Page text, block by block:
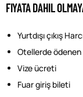
FIYATA DAHIL
Yurtdışı çıkış
Otellerde
Vize ücreti
Fuar giriş bileti